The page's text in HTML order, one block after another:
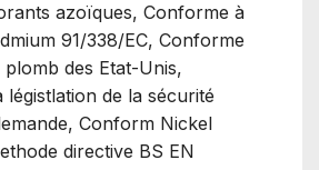
azoïques, Conforme à
91/338/EC, Conforme
des Etat-Unis,
de la sécurité
Conform Nickel
directive BS EN